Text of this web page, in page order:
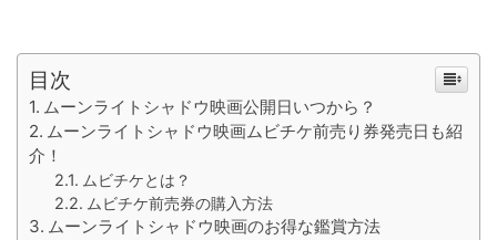
目次
ムーンライトシャドウ映画公開日いつから？
ムーンライトシャドウ映画ムビチケ前売り券発売日も紹
介！
ムビチケとは？
ムビチケ前売券の購入方法
ムーンライトシャドウ映画のお得な鑑賞方法